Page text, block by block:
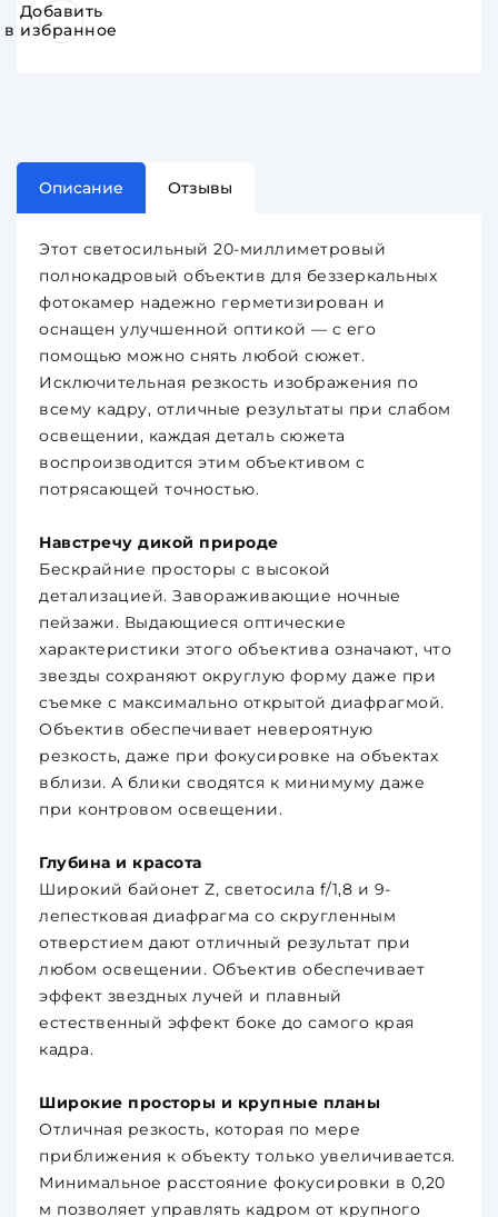
Добавить
в избранное
Описание Отзывы
Этот светосильный 20-миллиметровый
полнокадровый объектив для беззеркальных
фотокамер надежно герметизирован и
оснащен улучшенной оптикой — с его
помощью можно снять любой сюжет.
Исключительная резкость изображения по
всему кадру, отличные результаты при слабом
освещении, каждая деталь сюжета
воспроизводится этим объективом с
потрясающей точностью.
Навстречу дикой природе
Бескрайние просторы с высокой
детализацией. Завораживающие ночные
пейзажи. Выдающиеся оптические
характеристики этого объектива означают, что
звезды сохраняют округлую форму даже при
съемке с максимально открытой диафрагмой.
Объектив обеспечивает невероятную
резкость, даже при фокусировке на объектах
вблизи. А блики сводятся к минимуму даже
при контровом освещении.
Глубина и красота
Широкий байонет Z, светосила f/1,8 и 9-
лепестковая диафрагма со скругленным
отверстием дают отличный результат при
любом освещении. Объектив обеспечивает
эффект звездных лучей и плавный
естественный эффект боке до самого края
кадра.
Широкие просторы и крупные планы
Отличная резкость, которая по мере
приближения к объекту только увеличивается.
Минимальное расстояние фокусировки в 0,20
м позволяет управлять кадром от крупного